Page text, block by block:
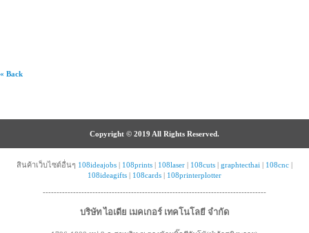
« Back
Copyright © 2019 All Rights Reserved.
สินค้าเว็บไซต์อื่นๆ 108ideajobs | 108prints | 108laser | 108cuts | graphtecthai | 108cnc |
108ideagifts | 108cards | 108printerplotter
---------------------------------------------------------------------------------
บริษัท ไอเดีย เมคเกอร์ เทคโนโลยี จำกัด